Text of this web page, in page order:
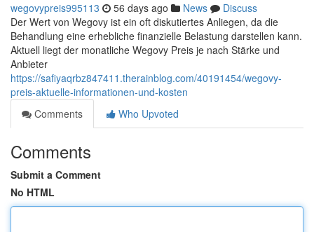
wegovypreis995113 56 days ago News
Discuss
Der Wert von Wegovy ist ein oft diskutiertes Anliegen, da die
Behandlung eine erhebliche finanzielle Belastung darstellen kann.
Aktuell liegt der monatliche Wegovy Preis je nach Stärke und
Anbieter
https://safiyaqrbz847411.therainblog.com/40191454/wegovy-
preis-aktuelle-informationen-und-kosten
Comments
Who Upvoted
Comments
Submit a Comment
No HTML